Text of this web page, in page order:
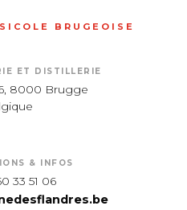
BRUGEOISE
ET DISTILLERIE
8000 Brugge
& INFOS
33 51 06